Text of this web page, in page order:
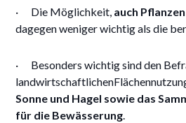
· Die Möglichkeit, auch
dagegen weniger wichtig als die
· Besonders wichtig sind den
Sonne und Hagel sowie das
für die Bewässerung.